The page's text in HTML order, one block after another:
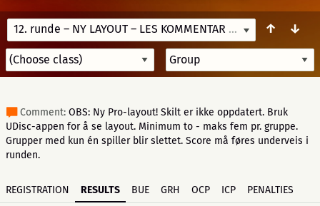
12. runde – NY LAYOUT – LES KOMMENTAR ↑ ↓
Comment: OBS: Ny Pro-layout! Skilt er ikke oppdatert. Bruk
UDisc-appen for å se layout. Minimum to - maks fem pr. gruppe.
Grupper med kun én spiller blir slettet. Score må føres underveis i
runden.
REGISTRATION RESULTS BUE GRH OCP ICP PENALTIES